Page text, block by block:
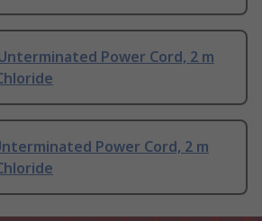
Power Cord, 2 m
Power Cord, 2 m